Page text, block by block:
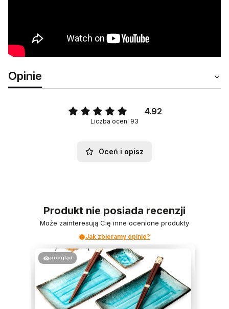
Opinie
4.92
Liczba ocen: 93
Oceń i opisz
Produkt nie posiada recenzji
Może zainteresują Cię inne ocenione produkty
Jak zbieramy opinie?
podgląd